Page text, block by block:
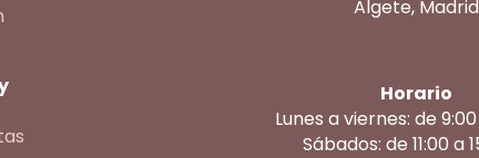
Algete, Madrid
Horario
Lunes a viernes: de 9:00
Sábados: de 11:00 a